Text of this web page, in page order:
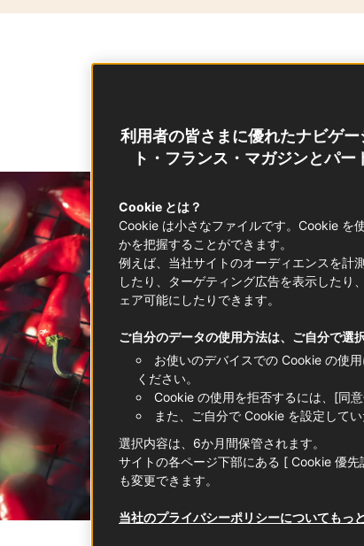
利用者の皆さまに優れたナビゲ
ト・フランス・マガジンとパ
Cookie とは？
Cookie は小さなファイルです。Cookie を
かを把握することができます。
例えば、当社サイトのオーディエンスを計
したり、ターゲティング広告を表示したり
ェア可能にしたりできます。
ご自分のデータの使用方法は、ご自分で選
お使いのデバイスでの Cookie の使
ください。
Cookie の使用を拒否するには、[同
また、ご自分で Cookie を設定してい
選択内容は、6か月間保管されます。
サイトの各ページ下部にある [ Cookie 優
も変更できます。
当社のプライバシーポリシーについてもっ